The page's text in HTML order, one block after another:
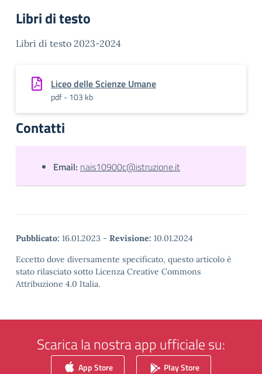
Libri di testo
Libri di testo 2023-2024
Liceo delle Scienze Umane
pdf - 103 kb
Contatti
Email: nais10900c@istruzione.it
Pubblicato: 16.01.2023 - Revisione: 10.01.2024
Eccetto dove diversamente specificato, questo articolo è
stato rilasciato sotto Licenza Creative Commons
Attribuzione 4.0 Italia.
Scarica la nostra app ufficiale su:
App Store Play Store